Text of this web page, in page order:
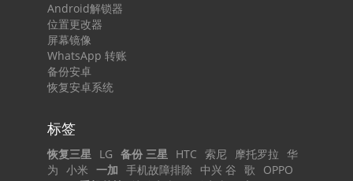
Android解锁器
位置更改器
屏幕镜像
WhatsApp 转账
备份安卓
恢复安卓系统
标签
恢复三星 LG 备份 三星 HTC 索尼 摩托罗拉 华
为 小米 一加 手机故障排除 中兴 谷 歌
OPPO